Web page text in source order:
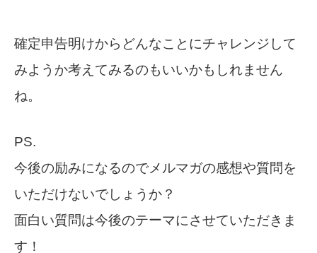
確定申告明けからどんなことにチャレンジして
みようか考えてみるのもいいかもしれません
ね。
PS.
今後の励みになるのでメルマガの感想や質問を
いただけないでしょうか？
面白い質問は今後のテーマにさせていただきま
す！